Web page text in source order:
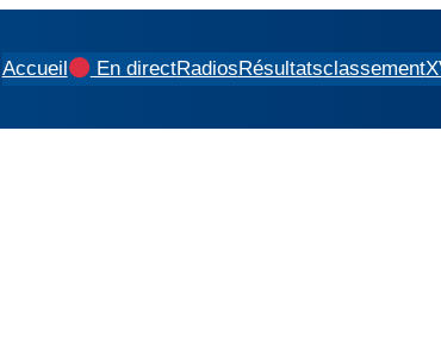
Accueil En directRadiosRésultatsclassement